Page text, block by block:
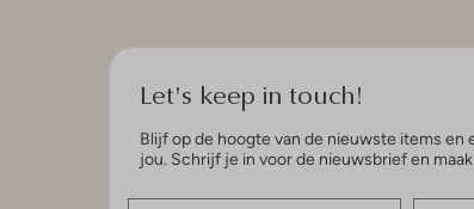
Let's keep in touch!
Blijf op de hoogte van de nieuwste items en
jou. Schrijf je in voor de nieuwsbrief en